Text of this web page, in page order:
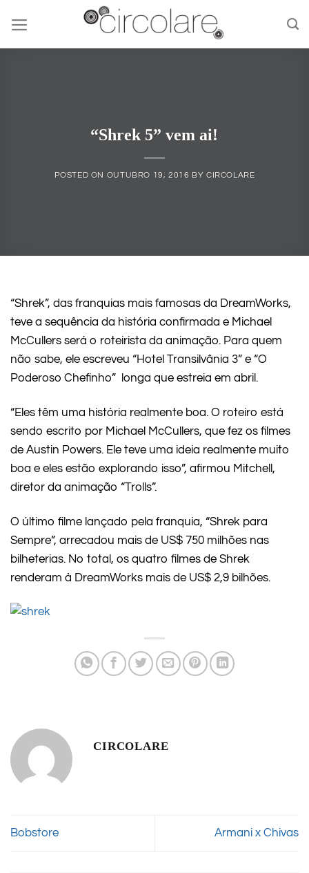
content
“Shrek 5” vem ai!
POSTED ON OUTUBRO 19, 2016 BY CIRCOLARE
“Shrek”, das franquias mais famosas da DreamWorks,
teve a sequência da história confirmada e Michael
McCullers será o roteirista da animação. Para quem
não sabe, ele escreveu “Hotel Transilvânia 3” e “O
Poderoso Chefinho” longa que estreia em abril.
“Eles têm uma história realmente boa. O roteiro está
sendo escrito por Michael McCullers, que fez os filmes
de Austin Powers. Ele teve uma ideia realmente muito
boa e eles estão explorando isso”, afirmou Mitchell,
diretor da animação “Trolls”.
O último filme lançado pela franquia, “Shrek para
Sempre”, arrecadou mais de US$ 750 milhões nas
bilheterias. No total, os quatro filmes de Shrek
renderam à DreamWorks mais de US$ 2,9 bilhões.
CIRCOLARE
Bobstore Armani x Chivas